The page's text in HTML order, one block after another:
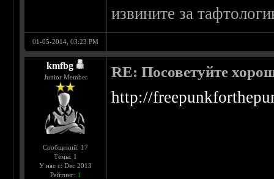
извините за
01-05-2014, 03:23 PM
kmfbg
Junior Member
Сообщений: 17
Темы: 1
У нас с: Dec 2013
Рейтинг: 1
RE: Посоветуйте
http://